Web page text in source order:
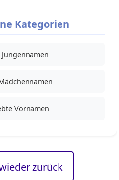
Kategorien
Jungennamen
Vornamen
zurück